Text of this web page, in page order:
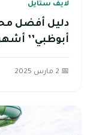
لايف ستايل
دليل أفضل
أبوظبي’’
📅 2 مارس 2025